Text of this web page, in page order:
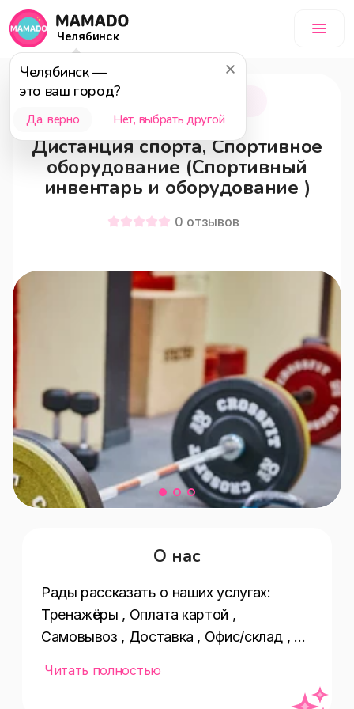
Челябинск
Челябинск—
это ваш город?
Да, верно Нет, выбрать другой
Челябинск
Дистанция спорта, Спортивное
оборудование (Спортивный
инвентарь и оборудование )
0 отзывов
О нас
Рады рассказать о наших услугах:
Тренажёры , Оплата картой ,
Самовывоз , Доставка , Офис/склад ,
картой,банковским переводом) , Карты
Читать полностью